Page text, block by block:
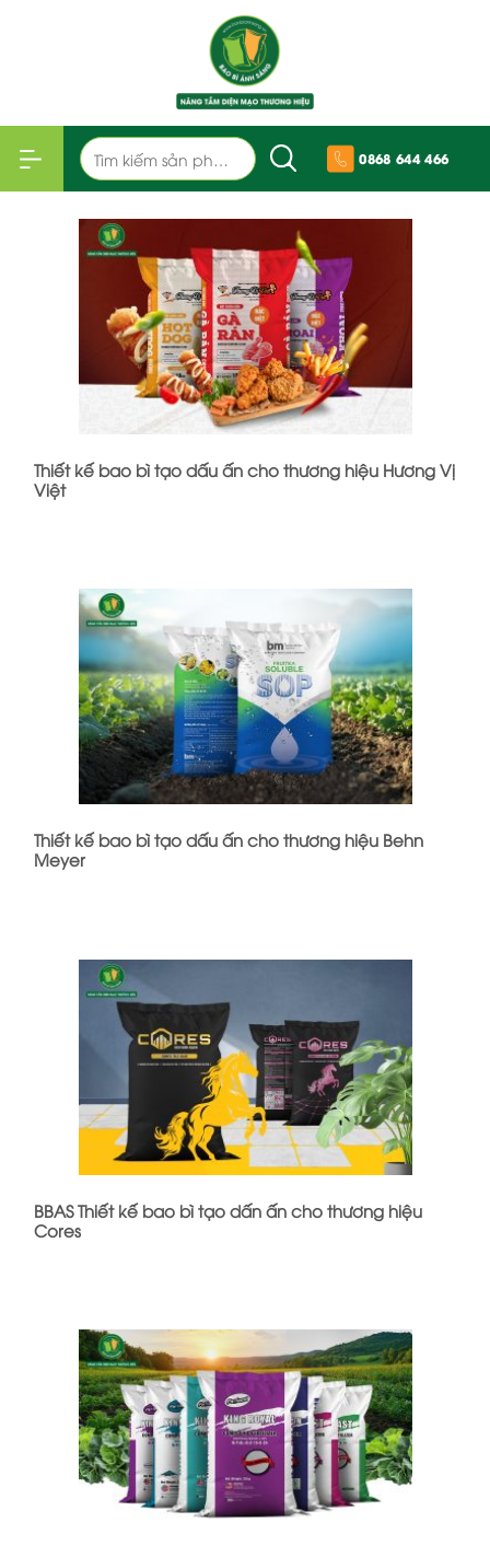
Tìm
kiếm:
0868 644 466
Thiết kế bao bì tạo dấu ấn cho thương hiệu Hương Vị
Việt
Thiết kế bao bì tạo dấu ấn cho thương hiệu Behn
Meyer
BBAS Thiết kế bao bì tạo dấn ấn cho thương hiệu
Cores